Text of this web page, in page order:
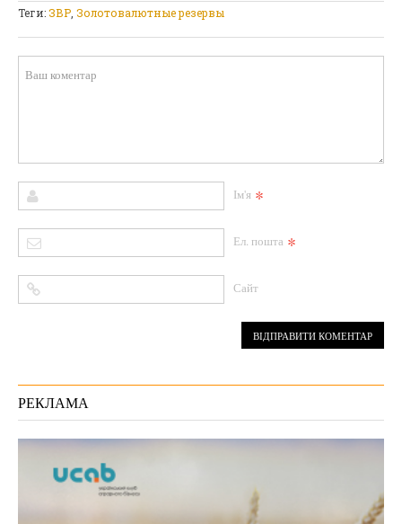
Теги:ЗВР Золотовалютные резервы
Ім'я *
Ел. пошта *
Сайт
РЕКЛАМА